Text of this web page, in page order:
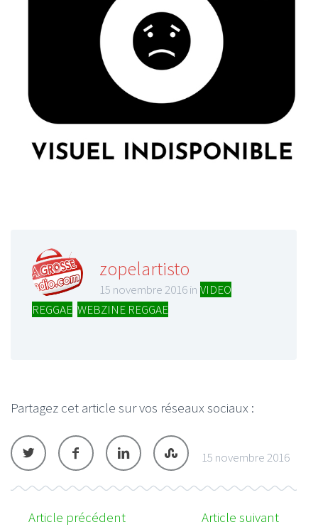
zopelartisto
15 novembre 2016 in VIDEO
REGGAE WEBZINE REGGAE
Partagez cet article sur vos réseaux sociaux :
15 novembre 2016
Article précédent Article suivant